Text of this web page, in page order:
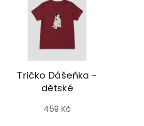
Tričko Dášeňka -
dětské
459 Kč